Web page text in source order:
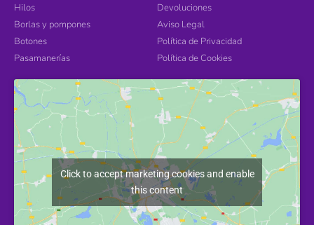
Hilos
Borlas y pompones
Botones
Pasamanerías
Devoluciones
Aviso Legal
Política de Privacidad
Política de Cookies
Click to accept marketing cookies and enable
this content